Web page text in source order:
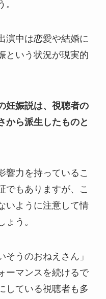
演中は恋愛や結婚に
という状況が現実的
妊娠説は、視聴者の
から派生したものと
響力を持っているこ
でもありますが、こ
いように注意して情
う。
うのおねえさん」
ーマンスを続けるで
している視聴者も多